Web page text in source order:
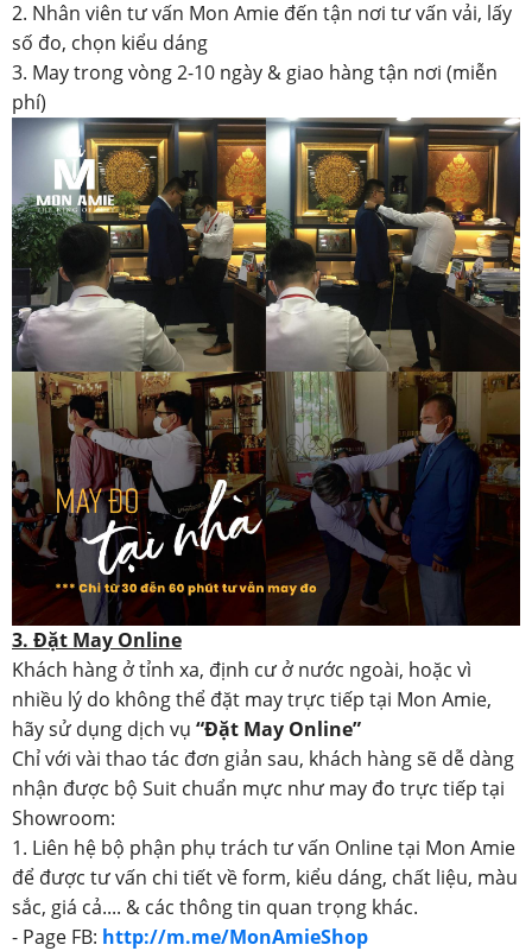
2. Nhân viên tư vấn Mon Amie đến tận nơi tư vấn vải, lấy
số đo, chọn kiểu dáng
3. May trong vòng 2-10 ngày & giao hàng tận nơi (miễn
phí)
3. Đặt May Online
Khách hàng ở tỉnh xa, định cư ở nước ngoài, hoặc vì
nhiều lý do không thể đặt may trực tiếp tại Mon Amie,
hãy sử dụng dịch vụ “Đặt May Online”
Chỉ với vài thao tác đơn giản sau, khách hàng sẽ dễ dàng
nhận được bộ Suit chuẩn mực như may đo trực tiếp tại
Showroom:
1. Liên hệ bộ phận phụ trách tư vấn Online tại Mon Amie
để được tư vấn chi tiết về form, kiểu dáng, chất liệu, màu
sắc, giá cả.... & các thông tin quan trọng khác.
- Page FB: http://m.me/MonAmieShop